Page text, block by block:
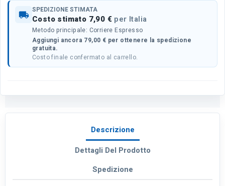
local_shipping SPEDIZIONE STIMATA
Costo stimato 7,90 € per Italia
Metodo principale: Corriere Espresso
Aggiungi ancora 79,00 € per ottenere la spedizione
gratuita.
Costo finale confermato al carrello.
Descrizione
Dettagli Del Prodotto
Spedizione